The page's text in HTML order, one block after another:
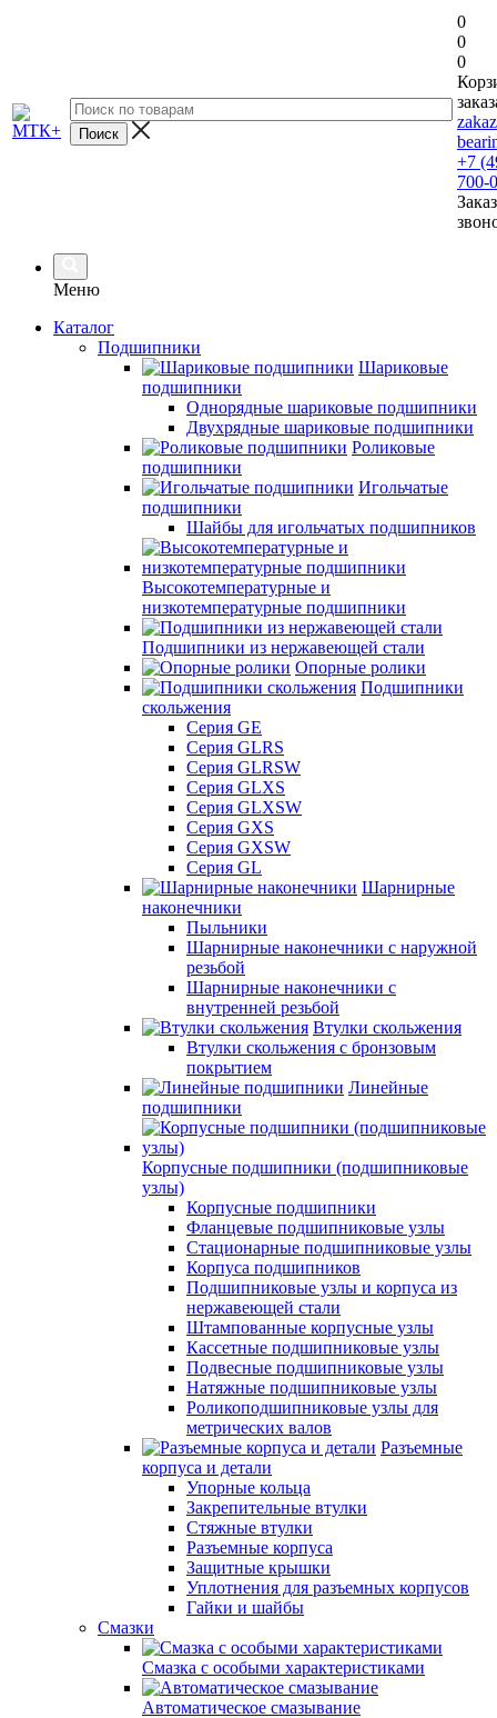
0
0
0
+7
700-
Меню
Каталог
Подшипники
Шариковые
подшипники
Однорядные шариковые подшипники
Двухрядные шариковые подшипники
Роликовые
подшипники
Игольчатые
подшипники
Шайбы для игольчатых подшипников
Высокотемпературные и
низкотемпературные подшипники
Подшипники из нержавеющей стали
Опорные ролики
Подшипники
скольжения
Серия GE
Серия GLRS
Серия GLRSW
Серия GLXS
Серия GLXSW
Серия GXS
Серия GXSW
Серия GL
Шарнирные
наконечники
Пыльники
Шарнирные наконечники с наружной
резьбой
Шарнирные наконечники с
внутренней резьбой
Втулки скольжения
Втулки скольжения с бронзовым
покрытием
Линейные
подшипники
Корпусные подшипники (подшипниковые
узлы)
Корпусные подшипники
Фланцевые подшипниковые узлы
Стационарные подшипниковые узлы
Корпуса подшипников
Подшипниковые узлы и корпуса из
нержавеющей стали
Штампованные корпусные узлы
Кассетные подшипниковые узлы
Подвесные подшипниковые узлы
Натяжные подшипниковые узлы
Роликоподшипниковые узлы для
метрических валов
Разъемные
корпуса и детали
Упорные кольца
Закрепительные втулки
Стяжные втулки
Разъемные корпуса
Защитные крышки
Уплотнения для разъемных корпусов
Гайки и шайбы
Смазки
Смазка с особыми характеристиками
Автоматическое смазывание